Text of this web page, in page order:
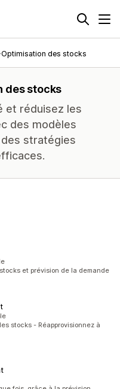
Optimisation des stocks
des stocks
et réduisez les
des modèles
des stratégies
et prévision de la demande
stocks - Réapprovisionnez à